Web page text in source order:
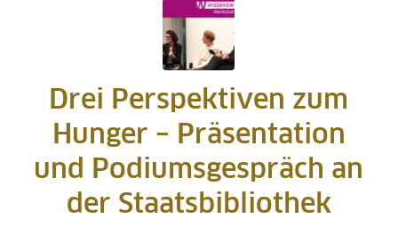
Drei Perspektiven zum
Hunger – Präsentation
und Podiumsgespräch an
der Staatsbibliothek